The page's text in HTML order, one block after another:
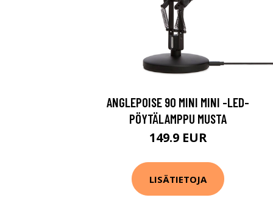
ANGLEPOISE 90 MINI MINI -LED-
PÖYTÄLAMPPU MUSTA
149.9 EUR
LISÄTIETOJA